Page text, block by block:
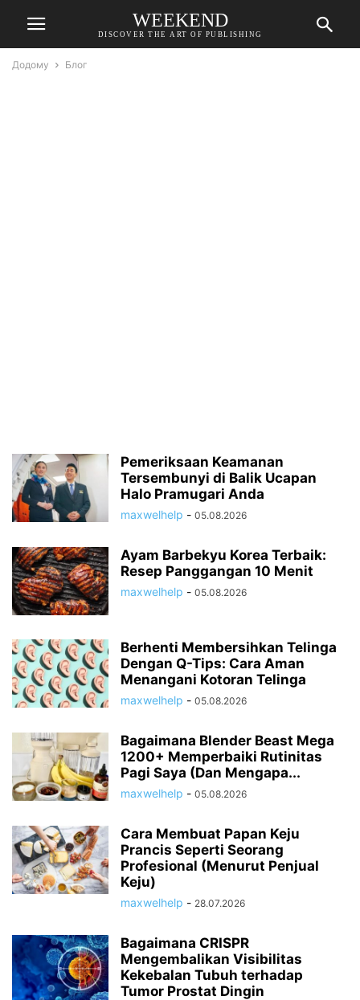
WEEKEND
DISCOVER THE ART OF PUBLISHING
Додому Блог
Pemeriksaan Keamanan
Tersembunyi di Balik Ucapan
Halo Pramugari Anda
maxwelhelp - 05.08.2026
Ayam Barbekyu Korea Terbaik:
Resep Panggangan 10 Menit
maxwelhelp - 05.08.2026
Berhenti Membersihkan Telinga
Dengan Q-Tips: Cara Aman
Menangani Kotoran Telinga
maxwelhelp - 05.08.2026
Bagaimana Blender Beast Mega
1200+ Memperbaiki Rutinitas
Pagi Saya (Dan Mengapa...
maxwelhelp - 05.08.2026
Cara Membuat Papan Keju
Prancis Seperti Seorang
Profesional (Menurut Penjual
Keju)
maxwelhelp - 28.07.2026
Bagaimana CRISPR
Mengembalikan Visibilitas
Kekebalan Tubuh terhadap
Tumor Prostat Dingin